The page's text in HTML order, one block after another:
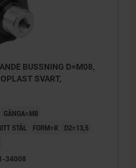
BUSSNING D=M08,
SVART,
GÄNGA=M8
STÅL
FORM=K
D2=13,5
34008